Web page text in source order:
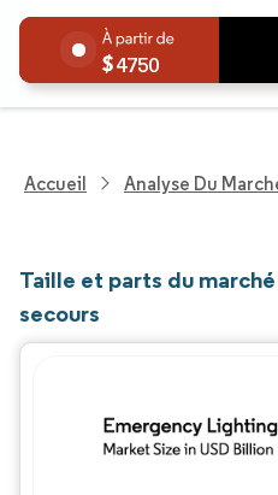
4750
Accueil Analyse Du
Taille et parts du
secours